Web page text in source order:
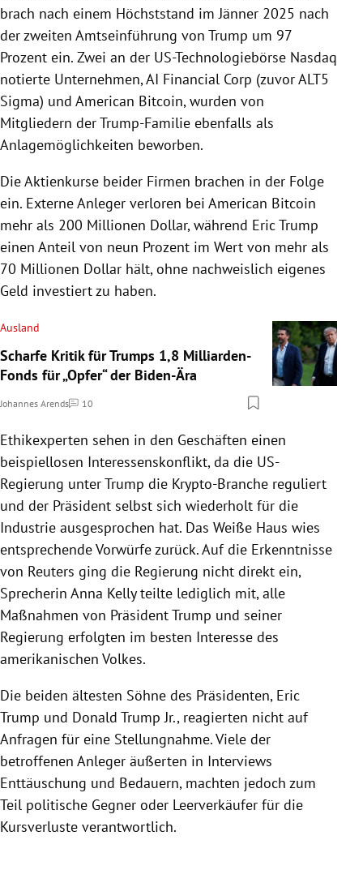
brach nach einem Höchststand im Jänner 2025 nach
der zweiten Amtseinführung von Trump um 97
Prozent ein. Zwei an der US-Technologiebörse Nasdaq
notierte Unternehmen, AI Financial Corp (zuvor ALT5
Sigma) und American Bitcoin, wurden von
Mitgliedern der Trump-Familie ebenfalls als
Anlagemöglichkeiten beworben.
Die Aktienkurse beider Firmen brachen in der Folge
ein. Externe Anleger verloren bei American Bitcoin
mehr als 200 Millionen Dollar, während Eric Trump
einen Anteil von neun Prozent im Wert von mehr als
70 Millionen Dollar hält, ohne nachweislich eigenes
Geld investiert zu haben.
Ausland
Scharfe Kritik für Trumps 1,8 Milliarden-
Fonds für „Opfer“ der Biden-Ära
Johannes Arends 10
Kommentare
Ethikexperten sehen in den Geschäften einen
beispiellosen Interessenskonflikt, da die US-
Regierung unter Trump die Krypto-Branche reguliert
und der Präsident selbst sich wiederholt für die
Industrie ausgesprochen hat. Das Weiße Haus wies
entsprechende Vorwürfe zurück. Auf die Erkenntnisse
von Reuters ging die Regierung nicht direkt ein,
Sprecherin Anna Kelly teilte lediglich mit, alle
Maßnahmen von Präsident Trump und seiner
Regierung erfolgten im besten Interesse des
amerikanischen Volkes.
Die beiden ältesten Söhne des Präsidenten, Eric
Trump und Donald Trump Jr., reagierten nicht auf
Anfragen für eine Stellungnahme. Viele der
betroffenen Anleger äußerten in Interviews
Enttäuschung und Bedauern, machten jedoch zum
Teil politische Gegner oder Leerverkäufer für die
Kursverluste verantwortlich.